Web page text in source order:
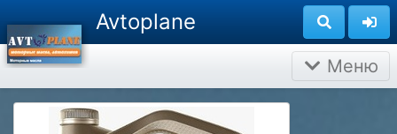
Avtoplane
Меню